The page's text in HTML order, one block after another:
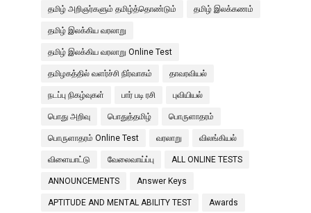
தமிழ் அறிஞர்களும் தமிழ்த்தொண்டும் தமிழ் இலக்கணம்
தமிழ் இலக்கிய வரலாறு
தமிழ் இலக்கிய வரலாறு Online Test
தமிழகத்தில் வளர்ச்சி நிர்வாகம் தாவரவியல்
நடப்பு நிகழ்வுகள் பார் படி ரசி புவியியல்
பொது அறிவு பொதுத்தமிழ் பொருளாதரம்
பொருளாதரம் Online Test வரலாறு விலங்கியல்
விளையாட்டு வேலைவாய்ப்பு ALL ONLINE TESTS
ANNOUNCEMENTS Answer Keys
APTITUDE AND MENTAL ABILITY TEST Awards